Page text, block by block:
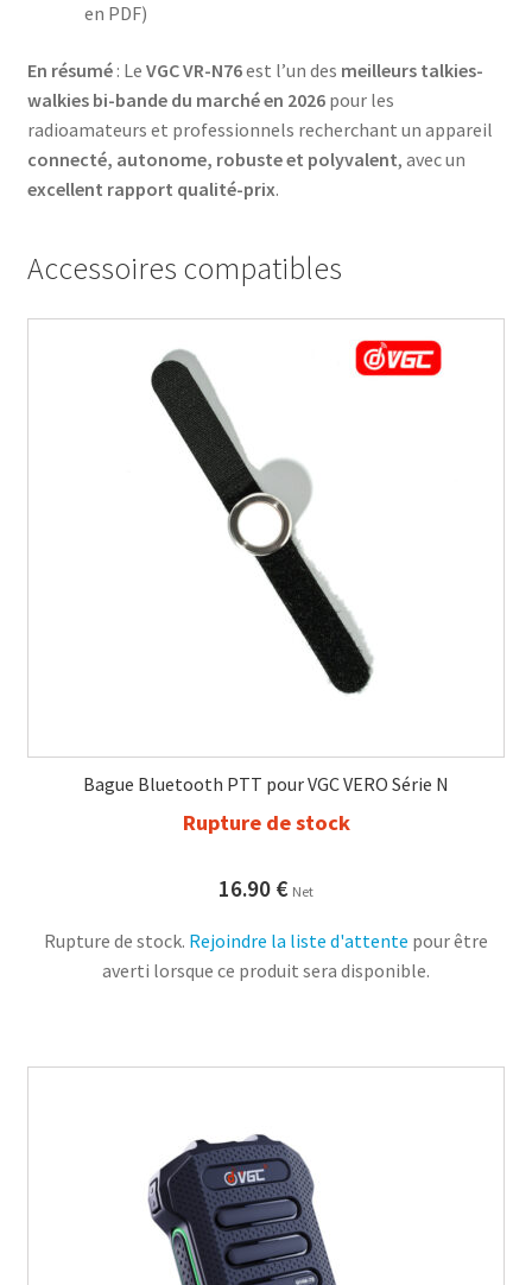
en PDF)
En résumé: Le VGC VR-N76est l’un des meilleurs talkies-
walkies bi-bande du marché en 2026pour les
radioamateurs et professionnels recherchant un appareil
connecté, autonome, robuste et polyvalent, avec un
excellent rapport qualité-prix.
Accessoires compatibles
Bague Bluetooth PTT pour VGC VERO Série N
Rupture de stock
16.90 € Net
Rupture de stock. Rejoindre la liste d'attente pour être
averti lorsque ce produit sera disponible.